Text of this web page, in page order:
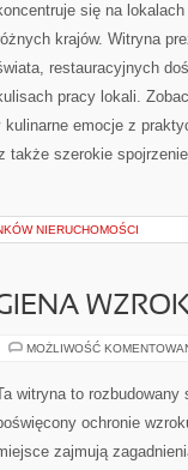
się na
krajów. Witryna
restauracyjnych
pracy lokali.
emocje z
szerokie
NIERUCHOMOŚCI
MOŻLIWOŚĆ
witryna to rozbudowany
ochronie
zajmują